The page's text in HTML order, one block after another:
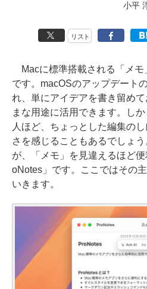
小平
リスト
Macに標準搭載される「メモ
です。macOSのアップデート
れ、単にアイデアを書き留め
まな用途に活用できます。し
人ほど、ちょっとした編集の
さを感じることもあるでしょ
が、「メモ」を見違えるほど
oNotes」です。ここではその
いきます。